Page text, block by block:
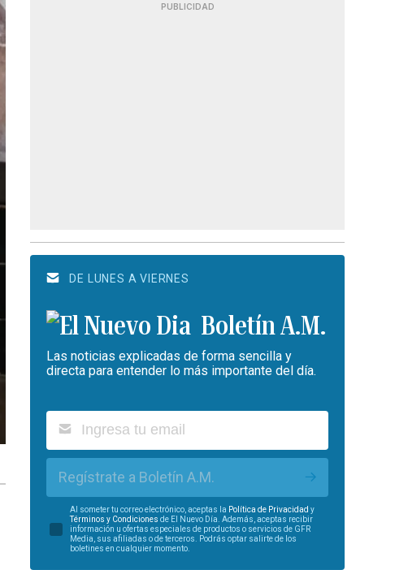
PUBLICIDAD
DE LUNES A VIERNES
Boletín A.M.
Las noticias explicadas de forma sencilla y
directa para entender lo más importante del día.
Regístrate a Boletín A.M.
Al someter tu correo electrónico, aceptas la Política de Privacidad y
Términos y Condiciones de El Nuevo Día. Además, aceptas recibir
información u ofertas especiales de productos o servicios de GFR
Media, sus afiliadas o de terceros. Podrás optar salirte de los
boletines en cualquier momento.